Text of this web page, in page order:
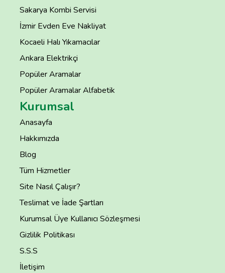
Sakarya Kombi Servisi
İzmir Evden Eve Nakliyat
Kocaeli Halı Yıkamacılar
Ankara Elektrikçi
Popüler Aramalar
Popüler Aramalar Alfabetik
Kurumsal
Anasayfa
Hakkımızda
Blog
Tüm Hizmetler
Site Nasıl Çalışır?
Teslimat ve İade Şartları
Kurumsal Üye Kullanıcı Sözleşmesi
Gizlilik Politikası
S.S.S
İletişim